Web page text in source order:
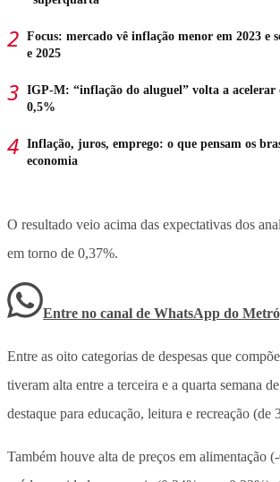
Focus: mercado vê inflação menor em 2023 e
e 2025
IGP-M: “inflação do aluguel” volta a acelerar
0,5%
Inflação, juros, emprego: o que pensam os
economia
O resultado veio acima das expectativas dos
em torno de 0,37%.
Entre no canal de WhatsApp do
Entre as oito categorias de despesas que
tiveram alta entre a terceira e a quarta semana
destaque para educação, leitura e recreação (de
Também houve alta de preços em alimentação